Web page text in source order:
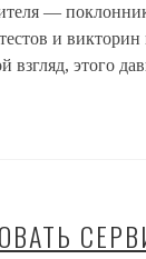
—
и
взгляд, этого